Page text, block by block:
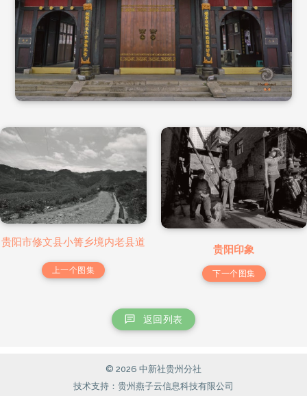
贵阳市修文县小箐乡境内老县道
上一个图集
贵阳印象
下一个图集
返回列表
© 2026 中新社贵州分社
技术支持：贵州燕子云信息科技有限公司